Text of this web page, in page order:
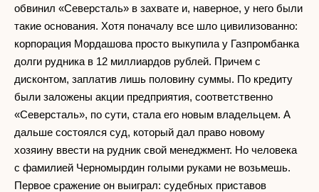
обвинил «Северсталь» в захвате и, наверное, у него были
такие основания. Хотя поначалу все шло цивилизованно:
корпорация Мордашова просто выкупила у Газпромбанка
долги рудника в 12 миллиардов рублей. Причем с
дисконтом, заплатив лишь половину суммы. По кредиту
были заложены акции предприятия, соответственно
«Северсталь», по сути, стала его новым владельцем. А
дальше состоялся суд, который дал право новому
хозяину ввести на рудник свой менеджмент. Но человека
с фамилией Черномырдин голыми руками не возьмешь.
Первое сражение он выиграл: судебных приставов